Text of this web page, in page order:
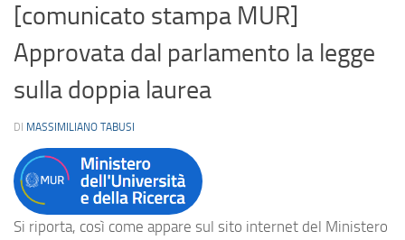
[comunicato stampa MUR]
Approvata dal parlamento la legge
sulla doppia laurea
DI MASSIMILIANO TABUSI
Si riporta, così come appare sul sito internet del Ministero